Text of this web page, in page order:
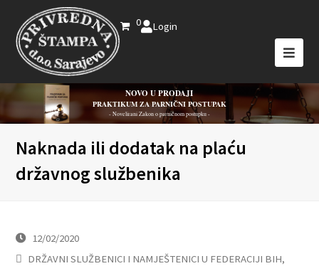
0 Login
NOVO U PRODAJI
PRAKTIKUM ZA PARNIČNI POSTUPAK
- Novelirani Zakon o parničnom postupku -
Naknada ili dodatak na plaću
državnog službenika
12/02/2020
DRŽAVNI SLUŽBENICI I NAMJEŠTENICI U FEDERACIJI BIH,